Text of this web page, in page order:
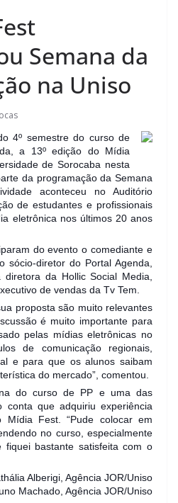
Semana da
na Uniso
4º semestre do curso de
a 13º edição do Mídia
de Sorocaba nesta
da programação da Semana
aconteceu no Auditório
de estudantes e profissionais
eletrônica nos últimos 20 anos
doevento o comediante e
sócio-diretor do Portal Agenda,
da Hollic Social Media,
de vendas da Tv Tem.
proposta são muito relevantes
é muito importante para
pelas mídias eletrônicas no
de comunicação regionais,
e para que os alunos saibam
do mercado”, comentou.
do curso de PP e uma das
conta que adquiriu experiência
Mídia Fest. “Pude colocar em
no curso, especialmente
fiquei bastante satisfeita com o
Alberigi, Agência JOR/Uniso
Machado, Agência JOR/Uniso